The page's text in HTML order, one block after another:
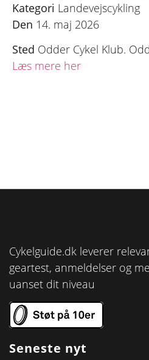
Kategori Landevejscykling
Den 14. maj 2026
Sted Odder Cykel Klub.
Læs mere her
Cykelguide.dk leverer
geartest, anmeldelser og
uanset dit niveau
Seneste nyt